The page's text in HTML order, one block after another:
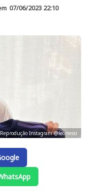
07/06/2023 22:10
Instagram @leomessi